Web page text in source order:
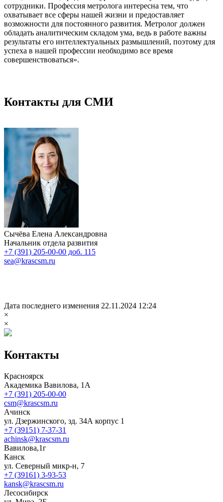
сотрудники. Профессия метролога интересна тем, что
охватывает все сферы нашей жизни и предоставляет
возможности для постоянного развития. Метролог должен
обладать аналитическим складом ума, ведь в работе важны
результаты его интеллектуальных размышлений, поэтому для
успеха в нашей профессии необходимо все время
совершенствоваться».
Контакты для СМИ
Сычёва Елена Александровна
Начальник отдела развития
+7 (391) 205-00-00 доб. 115
sea@krascsm.ru
Дата последнего изменения 22.11.2024 12:24
×
×
Контакты
Красноярск
Академика Вавилова, 1А
+7 (391) 205-00-00
csm@krascsm.ru
Ачинск
ул. Дзержинского, зд. 34А корпус 1
+7 (39151) 7-37-31
achinsk@krascsm.ru
Вавилова,1г
Канск
ул. Северный микр-н, 7
+7 (39161) 3-93-53
kansk@krascsm.ru
Лесосибирск